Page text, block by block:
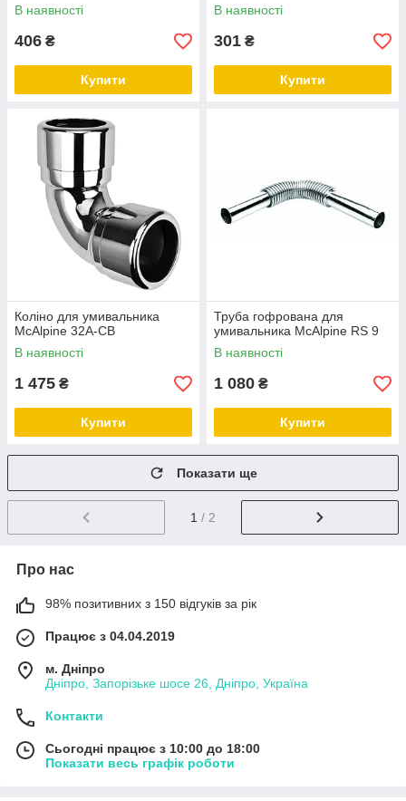
В наявності
406 ₴
Купити
В наявності
301 ₴
Купити
Коліно для умивальника
McAlpine 32A-CB
В наявності
1 475 ₴
Купити
Труба гофрована для
умивальника McAlpine RS 9
В наявності
1 080 ₴
Купити
Показати ще
1 / 2
Про нас
98% позитивних з 150 відгуків за рік
Працює з 04.04.2019
м. Дніпро
Дніпро, Запорізьке шосе 26, Дніпро, Україна
Контакти
Сьогодні працює з 10:00 до 18:00
Показати весь графік роботи